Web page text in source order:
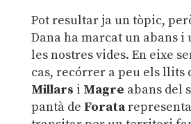
Pot resultar ja un tòpic,
Dana ha marcat un abans i
les nostres vides. En eixe
cas, recórrer a peu els llits
Millars i Magre abans del
pantà de Forata